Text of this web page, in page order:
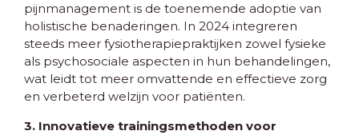
pijnmanagement is de toenemende adoptie van
holistische benaderingen. In 2024 integreren
steeds meer fysiotherapiepraktijken zowel fysieke
als psychosociale aspecten in hun behandelingen,
wat leidt tot meer omvattende en effectieve zorg
en verbeterd welzijn voor patiënten.
3. Innovatieve trainingsmethoden voor